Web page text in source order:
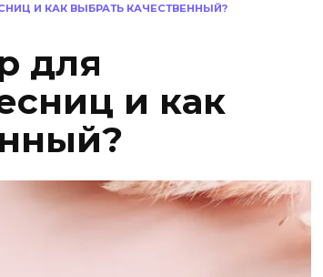
И КАК ВЫБРАТЬ КАЧЕСТВЕННЫЙ?
для
и как